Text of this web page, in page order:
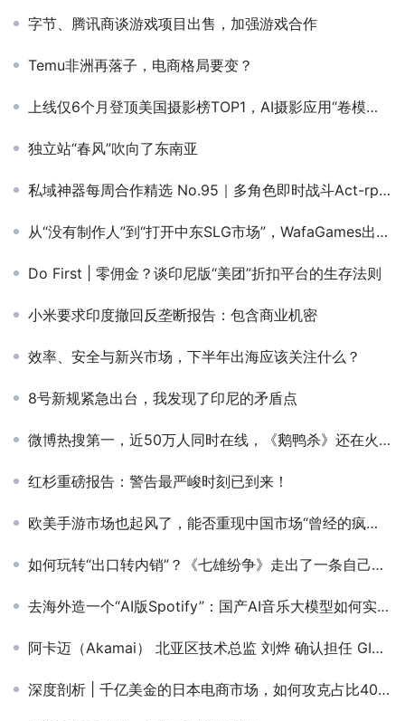
字节、腾讯商谈游戏项目出售，加强游戏合作
Temu非洲再落子，电商格局要变？
上线仅6个月登顶美国摄影榜TOP1，AI摄影应用“卷模板”后，还卷起AI聊天生图
独立站“春风”吹向了东南亚
私域神器每周合作精选 No.95｜多角色即时战斗Act-rpg寻合作；海外短剧本土化拍摄制作寻合作
从“没有制作人”到“打开中东SLG市场”，WafaGames出海的这四年
Do First | 零佣金？谈印尼版“美团”折扣平台的生存法则
小米要求印度撤回反垄断报告：包含商业机密
效率、安全与新兴市场，下半年出海应该关注什么？
8号新规紧急出台，我发现了印尼的矛盾点
微博热搜第一，近50万人同时在线，《鹅鸭杀》还在火！
红杉重磅报告：警告最严峻时刻已到来！
欧美手游市场也起风了，能否重现中国市场“曾经的疯狂”？
如何玩转“出口转内销”？《七雄纷争》走出了一条自己的路
去海外造一个“AI版Spotify”：国产AI音乐大模型如何实现“成品级”输出？
阿卡迈（Akamai） 北亚区技术总监 刘烨 确认担任 GICC2025丨第六届全球互联网产业CEO大会主峰会圆桌嘉宾！
深度剖析 | 千亿美金的日本电商市场，如何攻克占比40%的银发一族？